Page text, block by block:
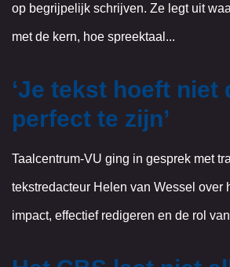
op begrijpelijk schrijven. Ze legt uit
met de kern, hoe spreektaal...
‘Je tekst hoeft niet
perfect te zijn’
Taalcentrum-VU ging in gesprek met
tekstredacteur Helen van Wessel over
impact, effectief redigeren en de rol